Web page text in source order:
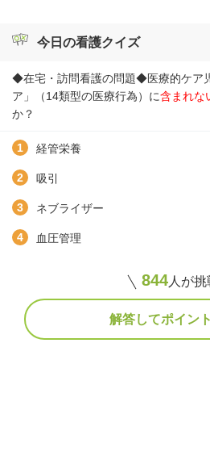
今日の看護クイズ
◆在宅・訪問看護の問題◆医療的ケア
ア」（14類型の医療行為）に含まれな
か？
経管栄養
吸引
ネブライザー
血圧管理
844人が挑
解答してポイン